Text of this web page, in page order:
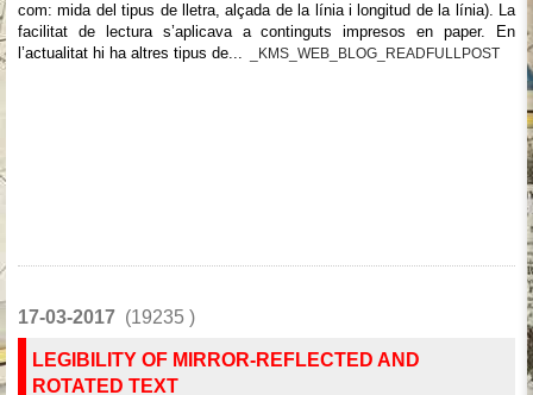
com: mida del tipus de lletra, alçada de la línia i longitud de la línia). La
facilitat de lectura s’aplicava a continguts impresos en paper. En
l’actualitat hi ha altres tipus de...
_KMS_WEB_BLOG_READFULLPOST
17-03-2017 (19235 )
LEGIBILITY OF MIRROR-REFLECTED AND
ROTATED TEXT